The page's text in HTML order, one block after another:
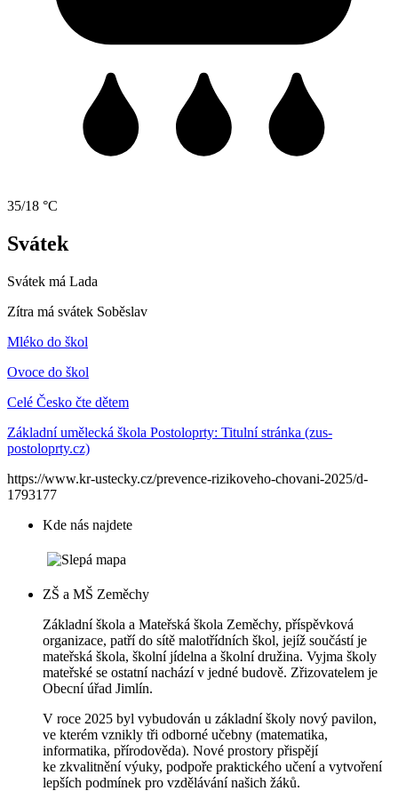
35/18 °C
Svátek
Svátek má Lada
Zítra má svátek Soběslav
Mléko do škol
Ovoce do škol
Celé Česko čte dětem
Základní umělecká škola Postoloprty: Titulní stránka (zus-
postoloprty.cz)
https://www.kr-ustecky.cz/prevence-rizikoveho-chovani-2025/d-
1793177
Kde nás najdete
ZŠ a MŠ Zeměchy
Základní škola a Mateřská škola Zeměchy, příspěvková
organizace, patří do sítě malotřídních škol, jejíž součástí je
mateřská škola, školní jídelna a školní družina. Vyjma školy
mateřské se ostatní nachází v jedné budově. Zřizovatelem je
Obecní úřad Jimlín.
V roce 2025 byl vybudován u základní školy nový pavilon,
ve kterém vznikly tři odborné učebny (matematika,
informatika, přírodověda). Nové prostory přispějí
ke zkvalitnění výuky, podpoře praktického učení a vytvoření
lepších podmínek pro vzdělávání našich žáků.